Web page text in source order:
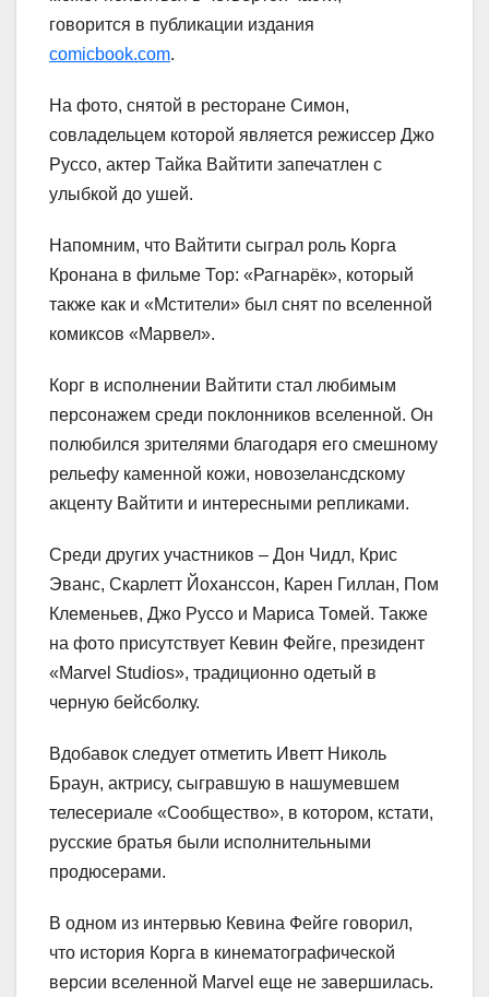
говорится в публикации издания
comicbook.com.
На фото, снятой в ресторане Симон,
совладельцем которой является режиссер Джо
Руссо, актер Тайка Вайтити запечатлен с
улыбкой до ушей.
Напомним, что Вайтити сыграл роль Корга
Кронана в фильме Тор: «Рагнарёк», который
также как и «Мстители» был снят по вселенной
комиксов «Марвел».
Корг в исполнении Вайтити стал любимым
персонажем среди поклонников вселенной. Он
полюбился зрителями благодаря его смешному
рельефу каменной кожи, новозелансдскому
акценту Вайтити и интересными репликами.
Среди других участников – Дон Чидл, Крис
Эванс, Скарлетт Йоханссон, Карен Гиллан, Пом
Клеменьев, Джо Руссо и Мариса Томей. Также
на фото присутствует Кевин Фейге, президент
«Marvel Studios», традиционно одетый в
черную бейсболку.
Вдобавок следует отметить Иветт Николь
Браун, актрису, сыгравшую в нашумевшем
телесериале «Сообщество», в котором, кстати,
русские братья были исполнительными
продюсерами.
В одном из интервью Кевина Фейге говорил,
что история Корга в кинематографической
версии вселенной Marvel еще не завершилась.